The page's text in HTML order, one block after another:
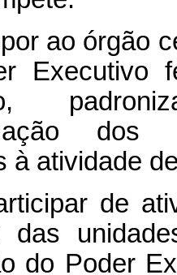
ao órgão
Executivo
dos
à atividade
de
das
do Poder